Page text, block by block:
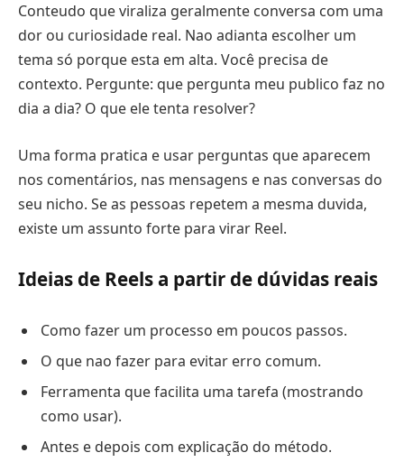
Conteudo que viraliza geralmente conversa com uma
dor ou curiosidade real. Nao adianta escolher um
tema só porque esta em alta. Você precisa de
contexto. Pergunte: que pergunta meu publico faz no
dia a dia? O que ele tenta resolver?
Uma forma pratica e usar perguntas que aparecem
nos comentários, nas mensagens e nas conversas do
seu nicho. Se as pessoas repetem a mesma duvida,
existe um assunto forte para virar Reel.
Ideias de Reels a partir de dúvidas reais
Como fazer um processo em poucos passos.
O que nao fazer para evitar erro comum.
Ferramenta que facilita uma tarefa (mostrando
como usar).
Antes e depois com explicação do método.